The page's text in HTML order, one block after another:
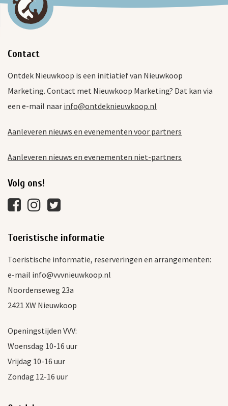
Contact
Ontdek Nieuwkoop is een initiatief van Nieuwkoop
Marketing. Contact met Nieuwkoop Marketing? Dat kan via
een e-mail naar info@ontdeknieuwkoop.nl
Aanleveren nieuws en evenementen voor partners
Aanleveren nieuws en evenementen niet-partners
Volg ons!
Toeristische informatie
Toeristische informatie, reserveringen en arrangementen:
e-mail info@vvvnieuwkoop.nl
Noordenseweg 23a
2421 XW Nieuwkoop
Openingstijden VVV:
Woensdag 10-16 uur
Vrijdag 10-16 uur
Zondag 12-16 uur